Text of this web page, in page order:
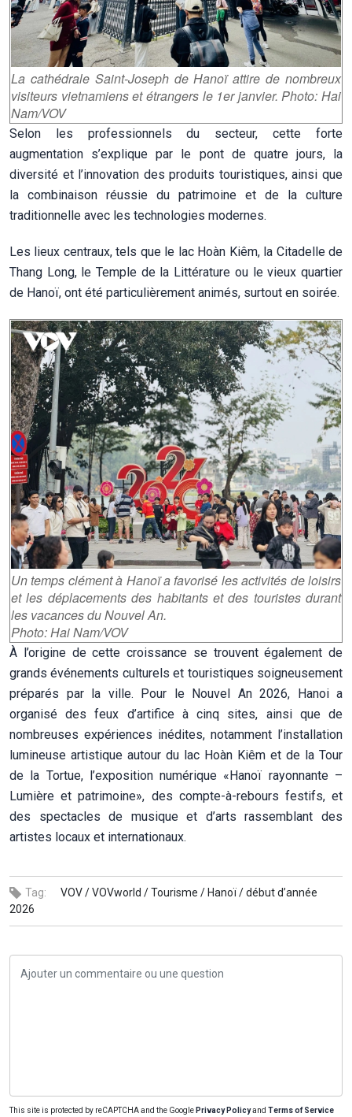
La cathédrale Saint-Joseph deHanoï attire de nombreux
visiteurs vietnamiens et étrangers le 1er janvier.Photo: Hai
Nam/VOV
Selon les professionnels du secteur, cette forte
augmentation s’explique par le pont de quatre jours, la
diversité et l’innovation des produits touristiques, ainsi que
la combinaison réussie du patrimoine et de la culture
traditionnelle avec les technologies modernes.
Les lieux centraux, tels que le lac Hoàn Kiêm, la Citadelle de
Thang Long, le Temple de la Littérature ou le vieux quartier
de Hanoï, ont été particulièrement animés, surtout en soirée.
Un temps clément à Hanoï a favorisé les activités de loisirs
et les déplacements des habitants et des touristes durant
les vacances du Nouvel An.
Photo: Hai Nam/VOV
À l’origine de cette croissance se trouvent également de
grands événements culturels et touristiques soigneusement
préparés par la ville. Pour le Nouvel An 2026, Hanoi a
organisé des feux d’artifice à cinq sites, ainsi que de
nombreuses expériences inédites, notamment l’installation
lumineuse artistique autour du lac Hoàn Kiêm et de la Tour
de la Tortue, l’exposition numérique «Hanoï rayonnante –
Lumière et patrimoine», des compte-à-rebours festifs, et
des spectacles de musique et d’arts rassemblant des
artistes locaux et internationaux.
Tag: VOV /VOVworld /Tourisme / Hanoï /début d’année
2026
This site is protected by reCAPTCHA and the Google Privacy Policyand Terms of Service